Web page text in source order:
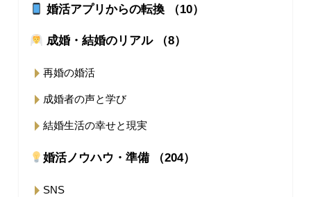
婚活アプリからの転換 （10）
成婚・結婚のリアル （8）
再婚の婚活
成婚者の声と学び
結婚生活の幸せと現実
婚活ノウハウ・準備 （204）
SNS